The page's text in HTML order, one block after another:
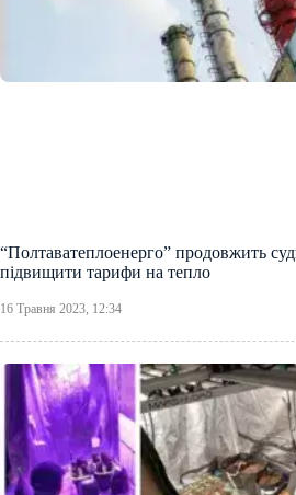
“Полтаватеплоенерго” продовжить
підвищити тарифи на тепло
16 Травня 2023, 12:34